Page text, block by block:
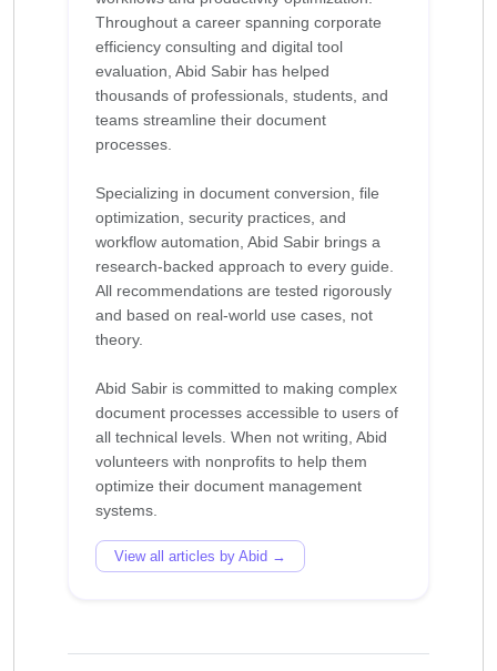
Throughout a career spanning corporate
efficiency consulting and digital tool
evaluation, Abid Sabir has helped
thousands of professionals, students, and
teams streamline their document
processes.
Specializing in document conversion, file
optimization, security practices, and
workflow automation, Abid Sabir brings a
research-backed approach to every guide.
All recommendations are tested rigorously
and based on real-world use cases, not
theory.
Abid Sabir is committed to making complex
document processes accessible to users of
all technical levels. When not writing, Abid
volunteers with nonprofits to help them
optimize their document management
View all articles by Abid →